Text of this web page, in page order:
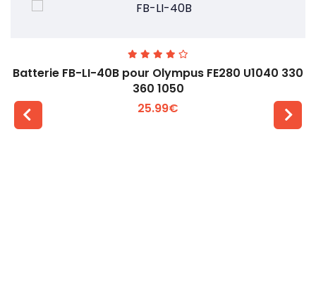
Batterie FB-LI-40B pour Olympus FE280 U1040 330
360 1050
25.99€